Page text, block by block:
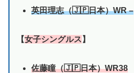
英田理志（🇯🇵日本）WR –
【女子シングルス 】
佐藤瞳（🇯🇵日本）WR38